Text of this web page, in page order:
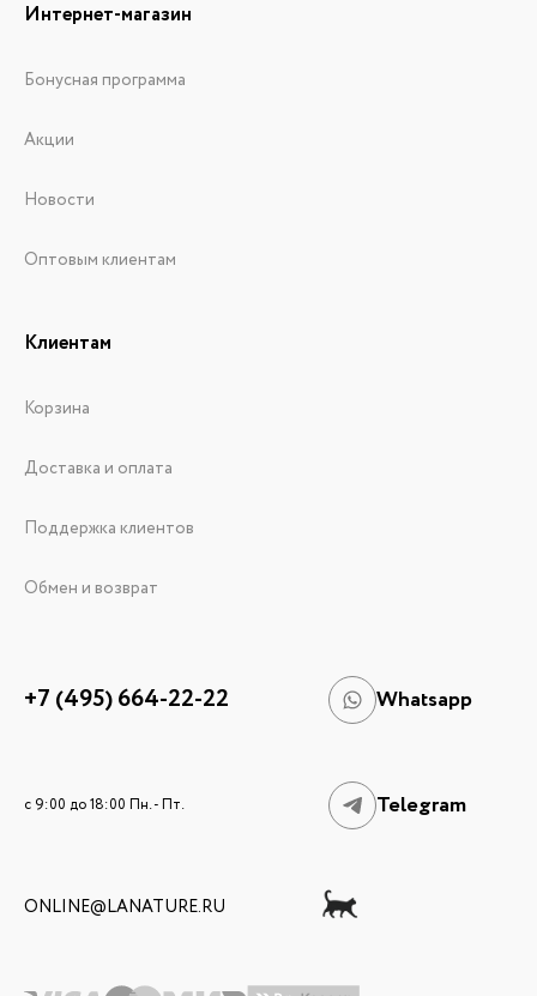
Интернет-магазин
Бонусная программа
Акции
Новости
Оптовым клиентам
Клиентам
Корзина
Доставка и оплата
Поддержка клиентов
Обмен и возврат
+7 (495) 664-22-22 Whatsapp
c 9:00 до 18:00 Пн. - Пт. Telegram
ONLINE@LANATURE.RU